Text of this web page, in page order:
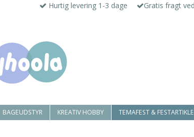
Hurtig levering 1-3 dage Gratis fragt
BAGEUDSTYR KREATIV HOBBY TEMAFEST &